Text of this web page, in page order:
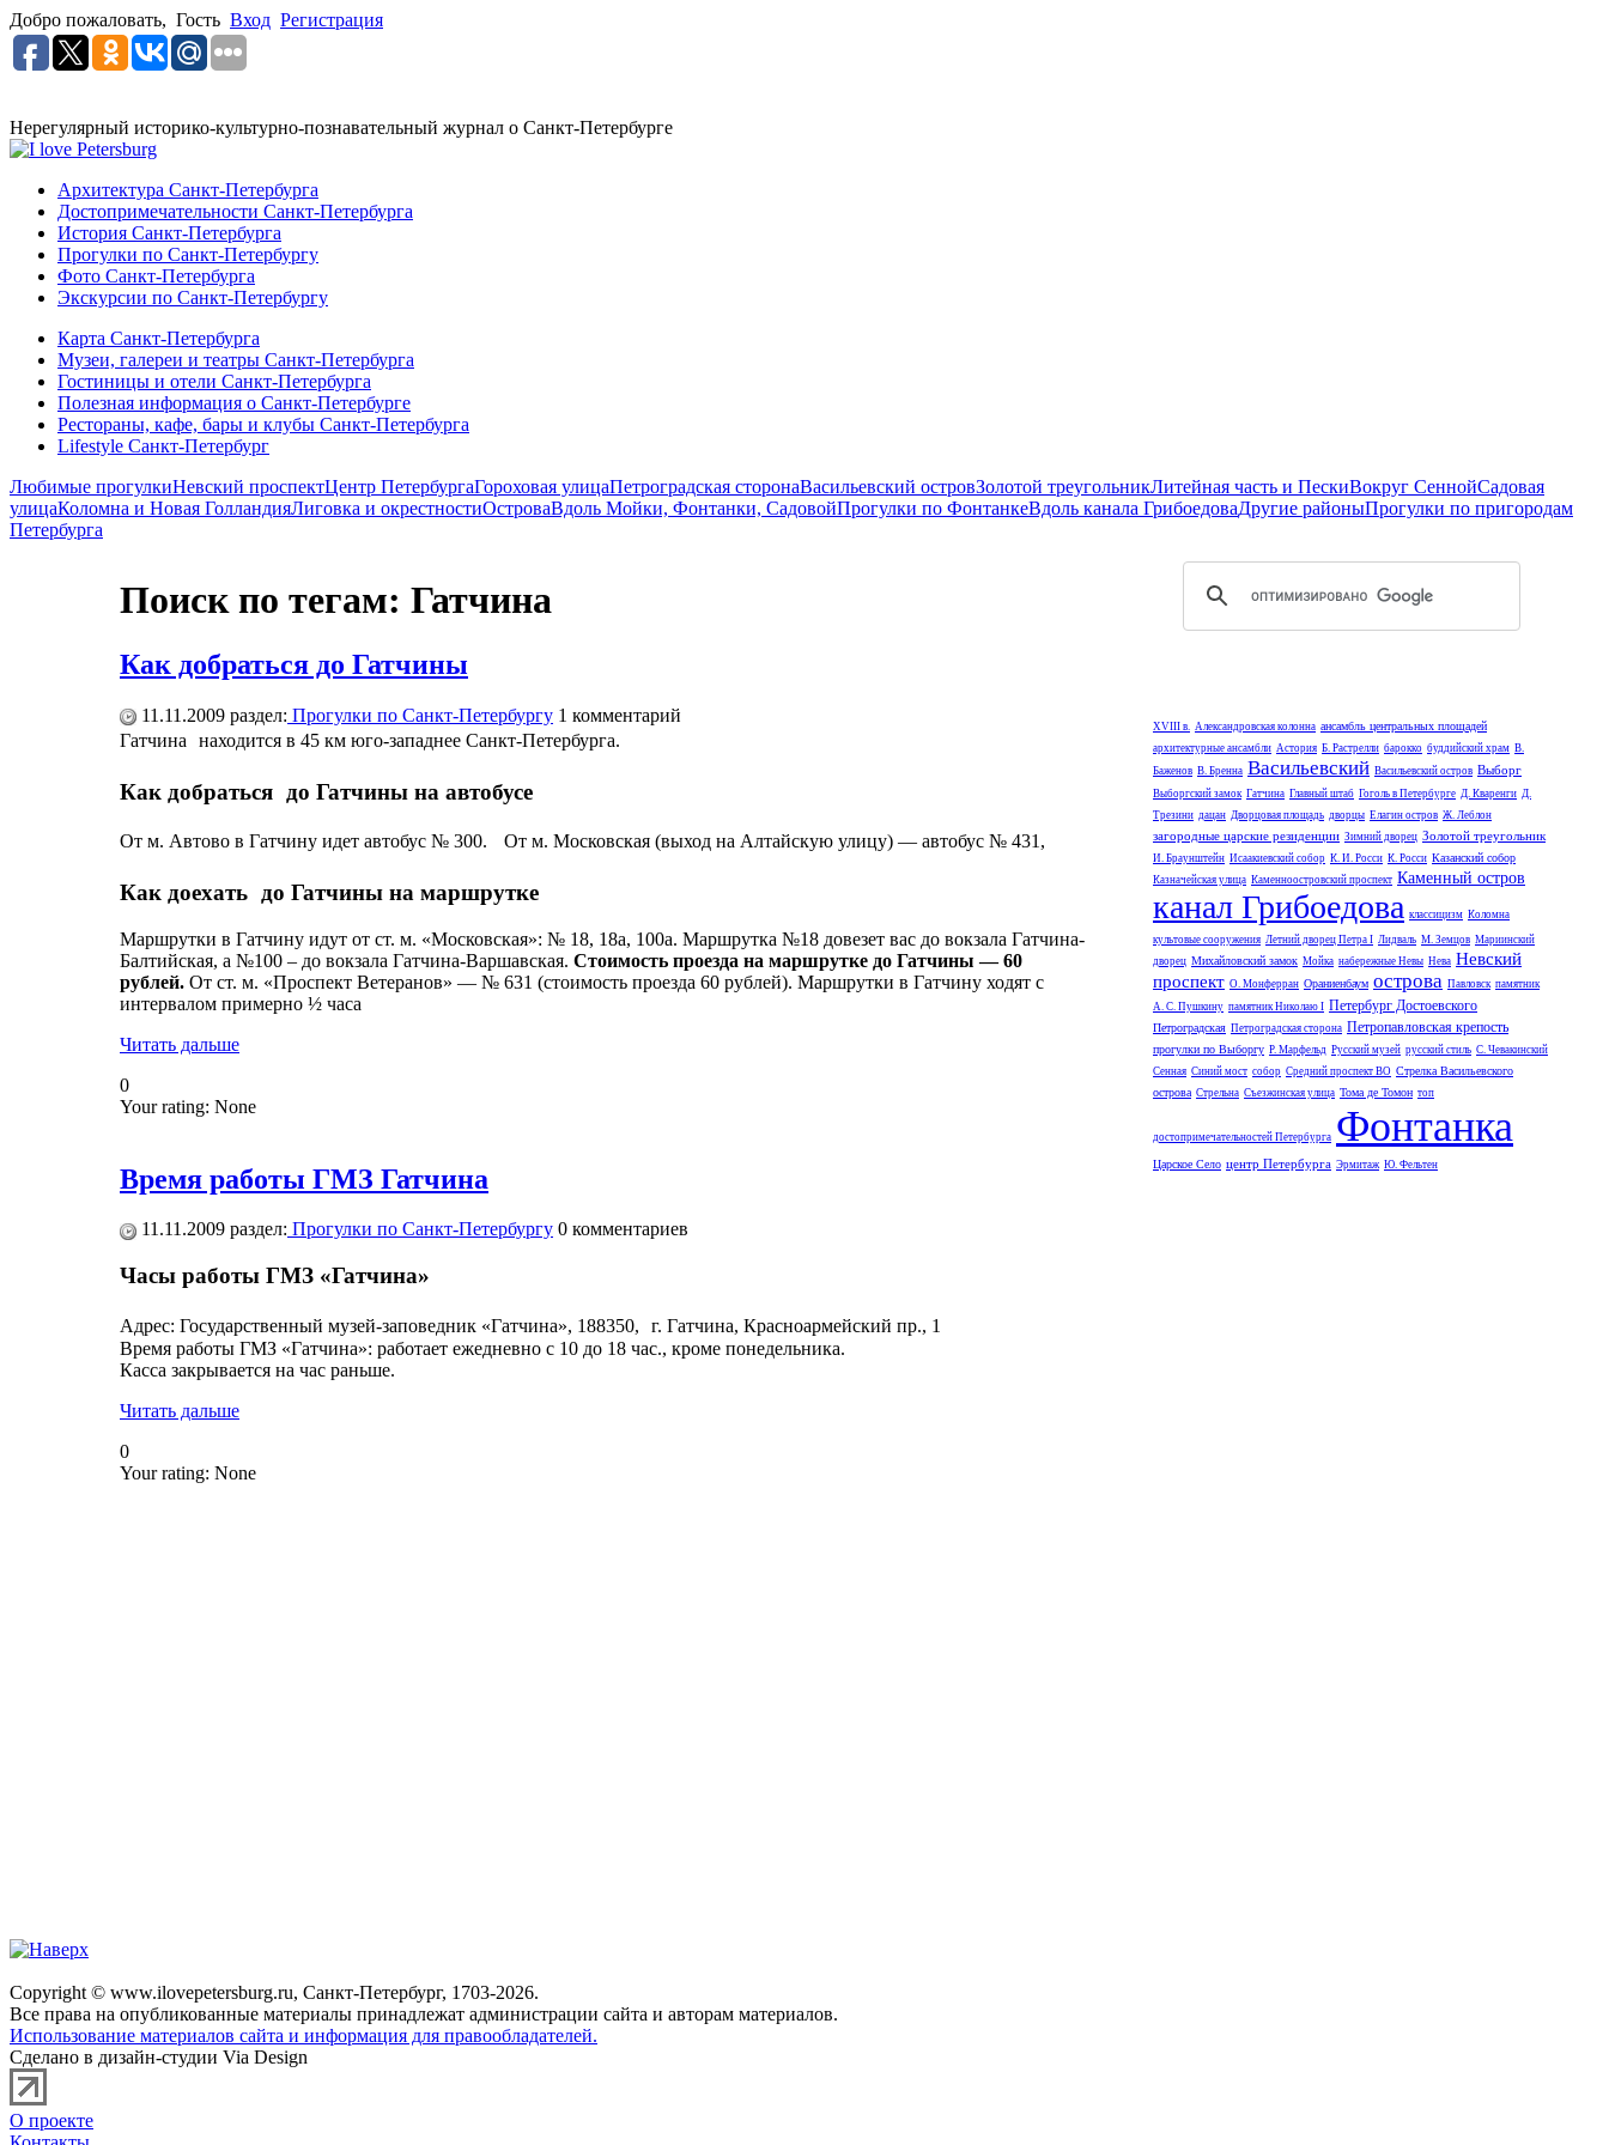
Добро пожаловать, Гость Вход Регистрация
Нерегулярный историко-культурно-познавательный журнал о Санкт-Петербурге
Архитектура Санкт-Петербурга
Достопримечательности Санкт-Петербурга
История Санкт-Петербурга
Прогулки по Санкт-Петербургу
Фото Санкт-Петербурга
Экскурсии по Санкт-Петербургу
Карта Санкт-Петербурга
Музеи, галереи и театры Санкт-Петербурга
Гостиницы и отели Санкт-Петербурга
Полезная информация о Санкт-Петербурге
Рестораны, кафе, бары и клубы Санкт-Петербурга
Lifestyle Санкт-Петербург
Любимые прогулкиНевский проспектЦентр ПетербургаГороховая улицаПетроградская сторонаВасильевский островЗолотой треугольникЛитейная часть и ПескиВокруг СеннойСадовая
улицаКоломна и Новая ГолландияЛиговка и окрестностиОстроваВдоль Мойки, Фонтанки, СадовойПрогулки по ФонтанкеВдоль канала ГрибоедоваДругие районыПрогулки по пригородам
Петербурга
Поиск по тегам: Гатчина
Как добраться до Гатчины
11.11.2009 раздел: Прогулки по Санкт-Петербургу 1 комментарий
Гатчина находится в 45 км юго-западнее Санкт-Петербурга.
Как добраться до Гатчины на автобусе
От м. Автово в Гатчину идет автобус № 300. От м. Московская (выход на Алтайскую улицу) — автобус № 431,
Как доехать до Гатчины на маршрутке
Маршрутки в Гатчину идут от ст. м. «Московская»: № 18, 18а, 100а. Маршрутка №18 довезет вас до вокзала Гатчина-
Балтийская, а №100 – до вокзала Гатчина-Варшавская. Стоимость проезда на маршрутке до Гатчины — 60
рублей. От ст. м. «Проспект Ветеранов» — № 631 (стоимость проезда 60 рублей). Маршрутки в Гатчину ходят с
интервалом примерно ½ часа
Читать дальше
0
Your rating: None
Время работы ГМЗ Гатчина
11.11.2009 раздел: Прогулки по Санкт-Петербургу 0 комментариев
Часы работы ГМЗ «Гатчина»
Адрес: Государственный музей-заповедник «Гатчина», 188350, г. Гатчина, Красноармейский пр., 1
Время работы ГМЗ «Гатчина»: работает ежедневно с 10 до 18 час., кроме понедельника.
Касса закрывается на час раньше.
Читать дальше
0
Your rating: None
XVIII в. Александровская колонна ансамбль центральных площадей
архитектурные ансамбли Астория Б. Растрелли барокко буддийский храм В.
Баженов В. Бренна Васильевский Васильевский остров Выборг
Выборгский замок Гатчина Главный штаб Гоголь в Петербурге Д. Кваренги Д.
Трезини дацан Дворцовая площадь дворцы Елагин остров Ж. Леблон
загородные царские резиденции Зимний дворец Золотой треугольник
И. Браунштейн Исаакиевский собор К. И. Росси К. Росси Казанский собор
Казначейская улица Каменноостровский проспект Каменный остров
канал Грибоедова классицизм Коломна
культовые сооружения Летний дворец Петра I Лидваль М. Земцов Мариинский
дворец Михайловский замок Мойка набережные Невы Нева Невский
проспект О. Монферран Ораниенбаум острова Павловск памятник
А. С. Пушкину памятник Николаю I Петербург Достоевского
Петроградская Петроградская сторона Петропавловская крепость
прогулки по Выборгу Р. Марфельд Русский музей русский стиль С. Чевакинский
Сенная Синий мост собор Средний проспект ВО Стрелка Васильевского
острова Стрельна Съезжинская улица Тома де Томон топ
достопримечательностей Петербурга Фонтанка
Царское Село центр Петербурга Эрмитаж Ю. Фельтен
Copyright © www.ilovepetersburg.ru, Санкт-Петербург, 1703-2026.
Все права на опубликованные материалы принадлежат администрации сайта и авторам материалов.
Использование материалов сайта и информация для правообладателей.
Сделано в дизайн-студии Via Design
О проекте